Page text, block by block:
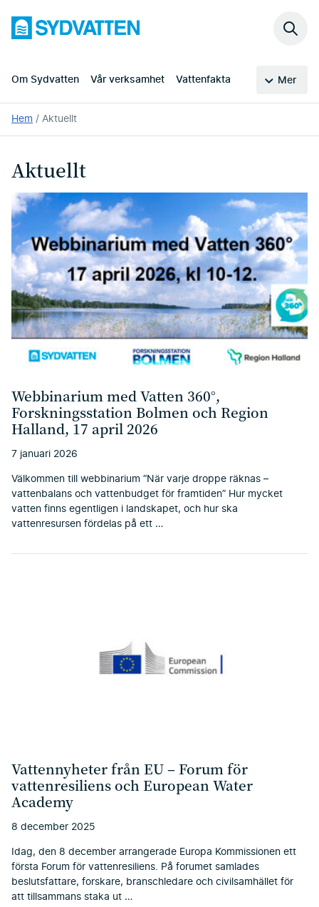
huvudinnehållet
Sydvatten
Om Sydvatten Vår verksamhet Vattenfakta Mer
Sök
Du
är
Hem Aktuellt
Aktuellt
Webbinarium med Vatten 360°,
Forskningsstation Bolmen och Region
Halland, 17 april 2026
7 januari 2026
Välkommen till webbinarium “När varje droppe räknas –
vattenbalans och vattenbudget för framtiden” Hur mycket
vatten finns egentligen i landskapet, och hur ska
vattenresursen fördelas på ett …
Vattennyheter från EU – Forum för
vattenresiliens och European Water
Academy
8 december 2025
Idag, den 8 december arrangerade Europa Kommissionen ett
första Forum för vattenresiliens. På forumet samlades
beslutsfattare, forskare, branschledare och civilsamhället för
att tillsammans staka ut …